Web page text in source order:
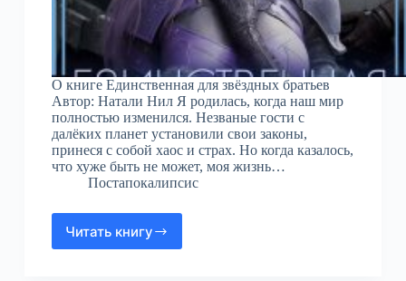
О книге Единственная для звёздных братьев
Автор: Натали Нил Я родилась, когда наш мир
полностью изменился. Незваные гости с
далёких планет установили свои законы,
принеся с собой хаос и страх. Но когда казалось,
что хуже быть не может, моя жизнь…
Постапокалипсис
Читать книгуЕдинственная